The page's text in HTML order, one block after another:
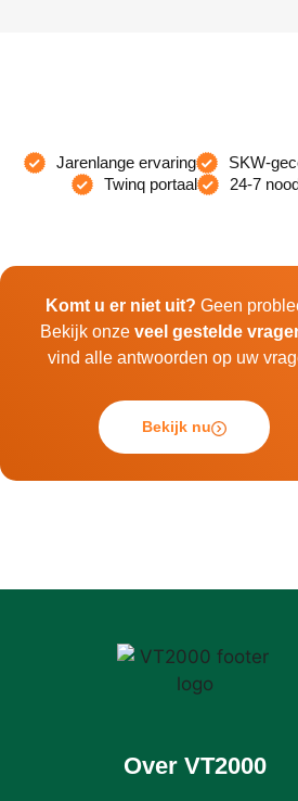
Jarenlange ervaring
SKW-
Twinq portaal
24-7
Komt u er niet uit? Geen
Bekijk onze veel gestelde
vind alle antwoorden op uw
Bekijk nu
Over VT2000